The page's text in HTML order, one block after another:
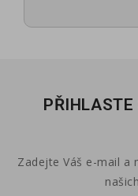
PŘIHLASTE
Zadejte Váš e-mail a